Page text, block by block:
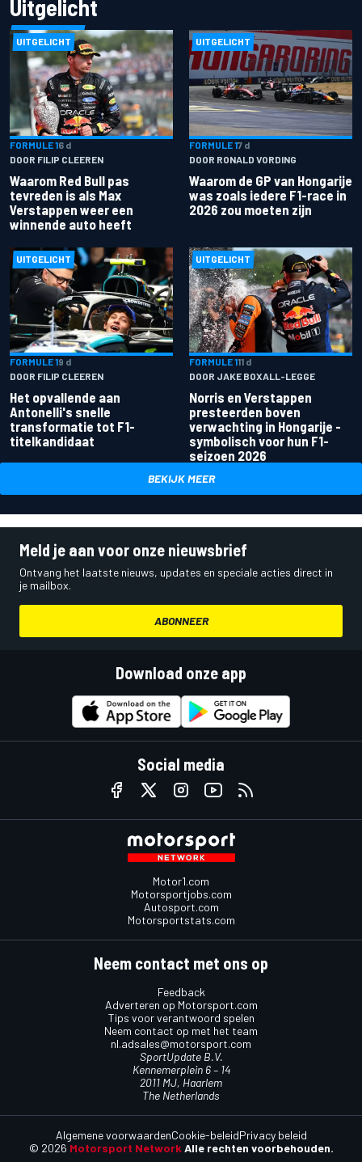
Uitgelicht
UITGELICHT
FORMULE 16 d
DOOR FILIP CLEEREN
Waarom Red Bull pas
tevreden is als Max
Verstappen weer een
winnende auto heeft
UITGELICHT
FORMULE 17 d
DOOR RONALD VORDING
Waarom de GP van Hongarije
was zoals iedere F1-race in
2026 zou moeten zijn
UITGELICHT
FORMULE 19 d
DOOR FILIP CLEEREN
Het opvallende aan
Antonelli's snelle
transformatie tot F1-
titelkandidaat
UITGELICHT
FORMULE 111 d
DOOR JAKE BOXALL-LEGGE
Norris en Verstappen
presteerden boven
verwachting in Hongarije -
symbolisch voor hun F1-
seizoen 2026
BEKIJK MEER
Meld je aan voor onze nieuwsbrief
Ontvang het laatste nieuws, updates en speciale acties direct in
je mailbox.
ABONNEER
Download onze app
Social media
Motor1.com
Motorsportjobs.com
Autosport.com
Motorsportstats.com
Neem contact met ons op
Feedback
Adverteren op Motorsport.com
Tips voor verantwoord spelen
Neem contact op met het team
nl.adsales@motorsport.com
SportUpdate B.V.
Kennemerplein 6 – 14
2011 MJ, Haarlem
The Netherlands
© 2026 Motorsport Network Alle rechten voorbehouden.
Algemene voorwaardenCookie-beleidPrivacy beleid